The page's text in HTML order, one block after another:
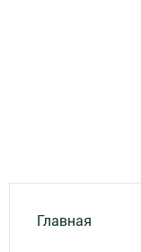
Главная